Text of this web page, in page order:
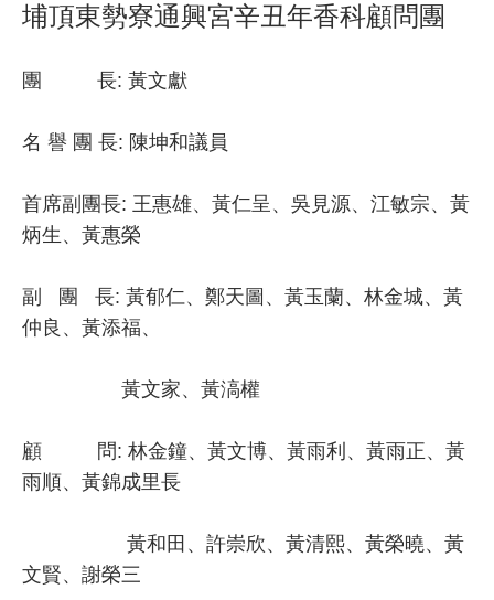
埔頂東勢寮通興宮辛丑年香科顧問團
團 長: 黃文獻
名 譽 團 長: 陳坤和議員
首席副團長: 王惠雄、黃仁呈、吳見源、江敏宗、黃
炳生、黃惠榮
副 團 長: 黃郁仁、鄭天圖、黃玉蘭、林金城、黃
仲良、黃添福、
黃文家、黃滈權
顧 問: 林金鐘、黃文博、黃雨利、黃雨正、黃
雨順、黃錦成里長
黃和田、許崇欣、黃清熙、黃榮曉、黃
文賢、謝榮三